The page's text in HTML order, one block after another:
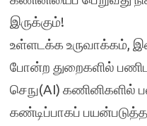
இருக்கும்!
உள்ளடக்க உருவாக்கம்,
போன்ற துறைகளில்
செநு(AI) கணினிகளில்
கண்டிப்பாகப்